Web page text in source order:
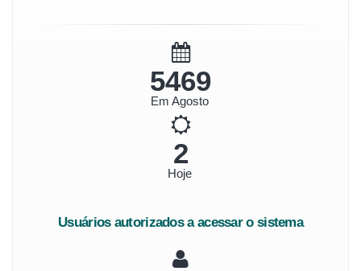
6100
Em Agosto
2
Hoje
Usuários autorizados a acessar o sistema